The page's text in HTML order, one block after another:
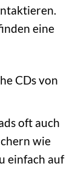
eine
CDs von
oft auch
wie
einfach auf